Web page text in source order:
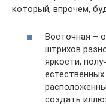
который, впрочем,
Восточная –
штрихов
яркости,
создать